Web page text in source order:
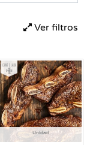
Ver filtros
Unidad
Congelado